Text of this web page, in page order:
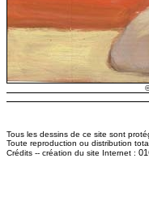
Tous les dessins de ce site sont
Toute reproduction ou distribution
Crédits -- création du site Internet :